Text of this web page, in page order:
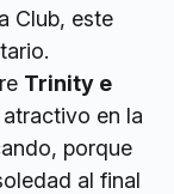
Club, este
Trinity e
en la
porque
al final